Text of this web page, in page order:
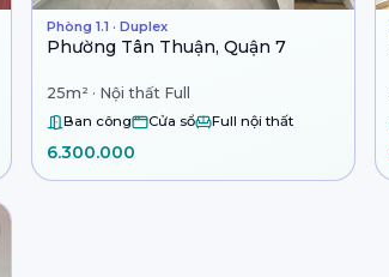
Phòng 1.1 · Duplex
Phường Tân Thuận, Quận 7
25m² · Nội thất Full
Ban công Cửa sổ Full nội thất
6.300.000